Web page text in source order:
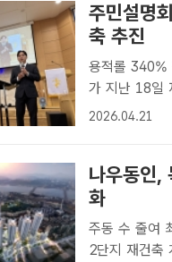
주민설명
축 추진
용적롤 340% 적용 목
가 지난 18일
추진준비위원
2026.04.21
나우동인,
화
주동 수 줄여 최적화…
2단지 재건축